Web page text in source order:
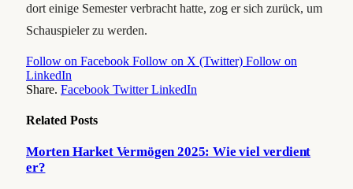
dort einige Semester verbracht hatte, zog er sich zurück, um
Schauspieler zu werden.
Follow on Facebook Follow on X (Twitter) Follow on
LinkedIn
Share. Facebook Twitter LinkedIn
Related Posts
Morten Harket Vermögen 2025: Wie viel verdient
er?